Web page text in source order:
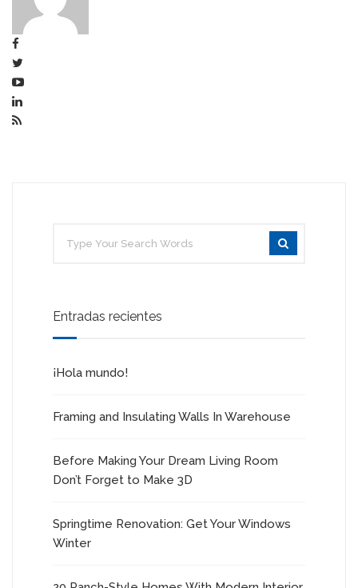
Entradas recientes
¡Hola mundo!
Framing and Insulating Walls In Warehouse
Before Making Your Dream Living Room
Don’t Forget to Make 3D
Springtime Renovation: Get Your Windows
Winter